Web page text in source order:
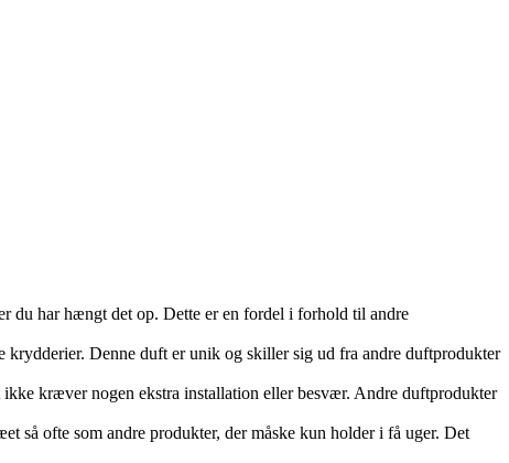
du har hængt det op. Dette er en fordel i forhold til andre
Denne duft er unik og skiller sig ud fra andre duftprodukter
kræver nogen ekstra installation eller besvær. Andre duftprodukter
så ofte som andre produkter, der måske kun holder i få uger. Det